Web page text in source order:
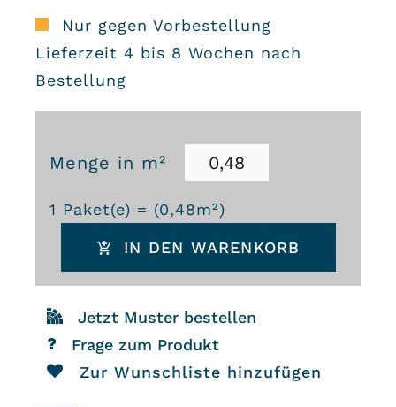
Nur gegen Vorbestellung
Lieferzeit 4 bis 8 Wochen nach
Bestellung
Menge in m²
1 Paket(e) = (0,48m²)
Zementfliesen
3440
Menge
IN DEN WARENKORB
Jetzt Muster bestellen
Frage zum Produkt
Zur Wunschliste hinzufügen